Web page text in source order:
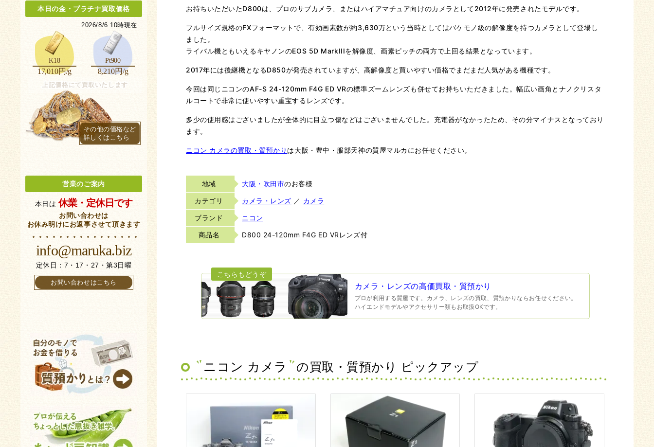
お持ちいただいたD800は、プロのサブカメラ、またはハイアマチュア向けのカメラとして2012年に発売されたモデルです。
フルサイズ規格のFXフォーマットで、有効画素数が約3,630万という当時としてはバケモノ級の解像度を持つカメラとして登場し
ました。
ライバル機ともいえるキヤノンのEOS 5D MarkIIIを解像度、画素ピッチの両方で上回る結果となっています。
2017年には後継機となるD850が発売されていますが、高解像度と買いやすい価格でまだまだ人気がある機種です。
今回は同じニコンのAF-S 24-120mm F4G ED VRの標準ズームレンズも併せてお持ちいただきました。幅広い画角とナノクリスタ
ルコートで非常に使いやすい重宝するレンズです。
多少の使用感はございましたが全体的に目立つ傷などはございませんでした。充電器がなかったため、その分マイナスとなっており
ます。
ニコン カメラの買取・質預かり は大阪・豊中・服部天神の質屋マルカにお任せください。
地域 大阪・吹田市のお客様
カテゴリ カメラ・レンズ ／ カメラ
ブランド ニコン
商品名 D800 24-120mm F4G ED VRレンズ付
カメラ・レンズの高価買取・質預かり
プロが利用する質屋です。カメラ、レンズの買取、質預かりならお任せください。
ハイエンドモデルやアクセサリー類もお取扱OKです。
ニコン カメラ の買取・質預かり ピックアップ
本日の金 ・ プラチナ買取価格
2026/8/6 10時現在
K18
17,010円/g
Pt900
8,210円/g
上記価格にて買取いたします
その他の価格など
詳しくはこちら
営業のご案内
本日は 休業・定休日です
お問い合わせは
お休み明けにお返事させて頂きます
info@maruka.biz
定休日：7・17・27・第3日曜
お問い合わせはこちら